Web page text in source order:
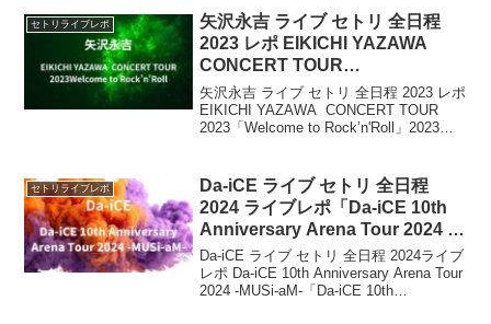
2026年7月から8月にかけて、名古屋・福
岡・大阪・東京・札幌の全国5都市で全9
公演を開催。
セトリライブレポ
矢沢永吉 ライブ セトリ 全日程
2023 レポ EIKICHI YAZAWA
CONCERT TOUR
2023「Welcome to
Rock’n’Roll」
矢沢永吉 ライブ セトリ 全日程 2023 レポ
EIKICHI YAZAWA CONCERT TOUR
2023「Welcome to Rock’n'Roll」2023
セトリライブレポ
Da-iCE ライブ セトリ 全日程
2024 ライブレポ「Da-iCE 10th
Anniversary Arena Tour 2024 -
MUSi-aM-」
Da-iCE ライブ セトリ 全日程 2024ライブ
レポ Da-iCE 10th Anniversary Arena Tour
2024 -MUSi-aM-「Da-iCE 10th